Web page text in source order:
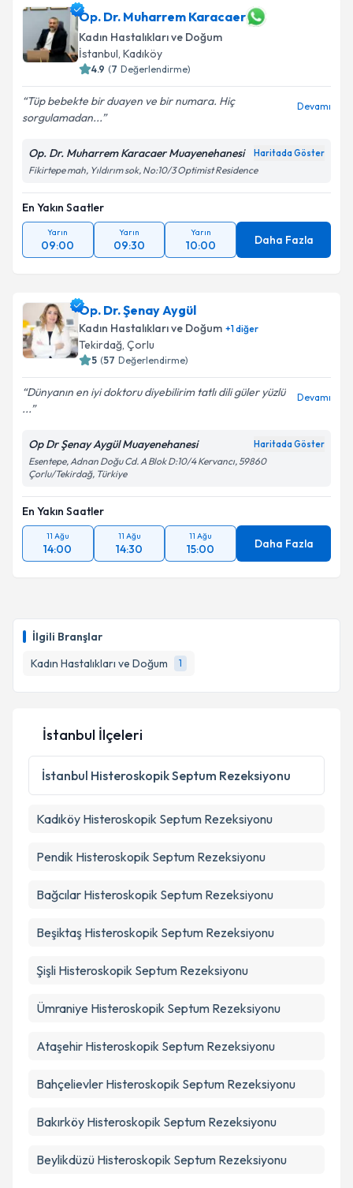
İlgili Branşlar
Kadın Hastalıkları ve Doğum
1
Op. Dr. Muharrem Karacaer
Kadın Hastalıkları ve Doğum
İstanbul, Kadıköy
4.9 (7 Değerlendirme)
Tüp bebekte bir duayen ve bir numara. Hiç
sorgulamadan...
Devamı
Op. Dr. Muharrem Karacaer Muayenehanesi Haritada Göster
Fikirtepe mah, Yıldırım sok, No:10/3 Optimist Residence
En Yakın Saatler
Yarın
09:00
Yarın
09:30
Yarın
10:00 Daha Fazla
Op. Dr. Şenay Aygül
Kadın Hastalıkları ve Doğum +1diğer
Tekirdağ, Çorlu
5 (57 Değerlendirme)
Dünyanın en iyi doktoru diyebilirim tatlı dili güler yüzlü
...
Devamı
Op Dr Şenay Aygül Muayenehanesi Haritada Göster
Esentepe, Adnan Doğu Cd. A Blok D:10/4 Kervancı, 59860
Çorlu/Tekirdağ, Türkiye
En Yakın Saatler
11 Ağu
14:00
11 Ağu
14:30
11 Ağu
15:00 Daha Fazla
İstanbul İlçeleri
İstanbul Histeroskopik Septum Rezeksiyonu
Kadıköy Histeroskopik Septum Rezeksiyonu
Pendik Histeroskopik Septum Rezeksiyonu
Bağcılar Histeroskopik Septum Rezeksiyonu
Beşiktaş Histeroskopik Septum Rezeksiyonu
Şişli Histeroskopik Septum Rezeksiyonu
Ümraniye Histeroskopik Septum Rezeksiyonu
Ataşehir Histeroskopik Septum Rezeksiyonu
Bahçelievler Histeroskopik Septum Rezeksiyonu
Bakırköy Histeroskopik Septum Rezeksiyonu
Beylikdüzü Histeroskopik Septum Rezeksiyonu